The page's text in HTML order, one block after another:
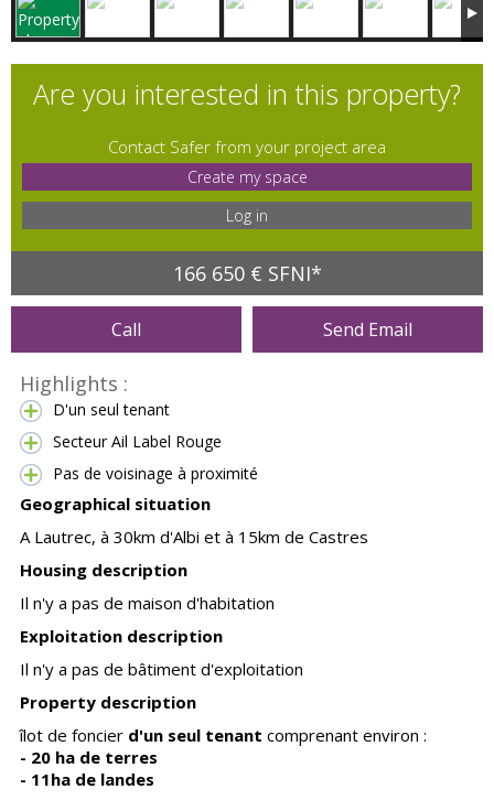
Are you interested in this property?
Contact Safer from your project area
Create my space
Log in
166 650 € SFNI*
Call Send Email
Highlights :
D'un seul tenant
Secteur Ail Label Rouge
Pas de voisinage à proximité
Geographical situation
A Lautrec, à 30km d'Albi et à 15km de Castres
Housing description
Il n'y a pas de maison d'habitation
Exploitation description
Il n'y a pas de bâtiment d'exploitation
Property description
îlot de foncier d'un seul tenant comprenant environ :
- 20 ha de terres
- 11ha de landes